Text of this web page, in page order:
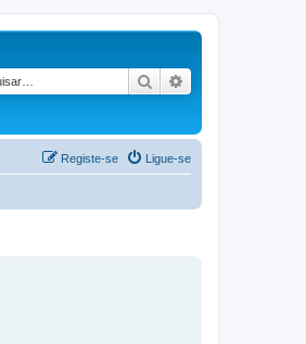
Pesquisar
Ligue-se
Registe-se